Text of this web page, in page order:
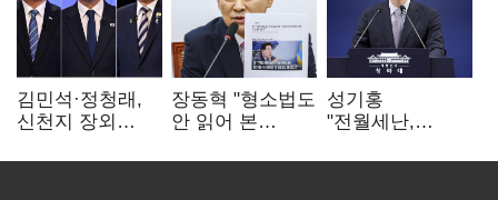
김민석·정청래,
신천지 장외
"호남 계몽 규탄"
장동혁 "형소법도
안 읽어 본
속도로 무너질
성기홍
"전월세난,
공급 문제"…닥공